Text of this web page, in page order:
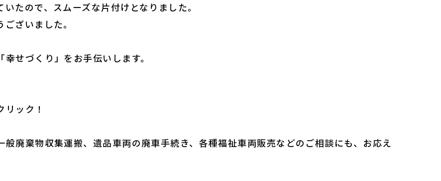
たので、スムーズな片付けとなりました。
ざいました。
せづくり」をお手伝いします。
リック！
廃棄物収集運搬、遺品車両の廃車手続き、各種福祉車両販売などのご相談にも、お応え